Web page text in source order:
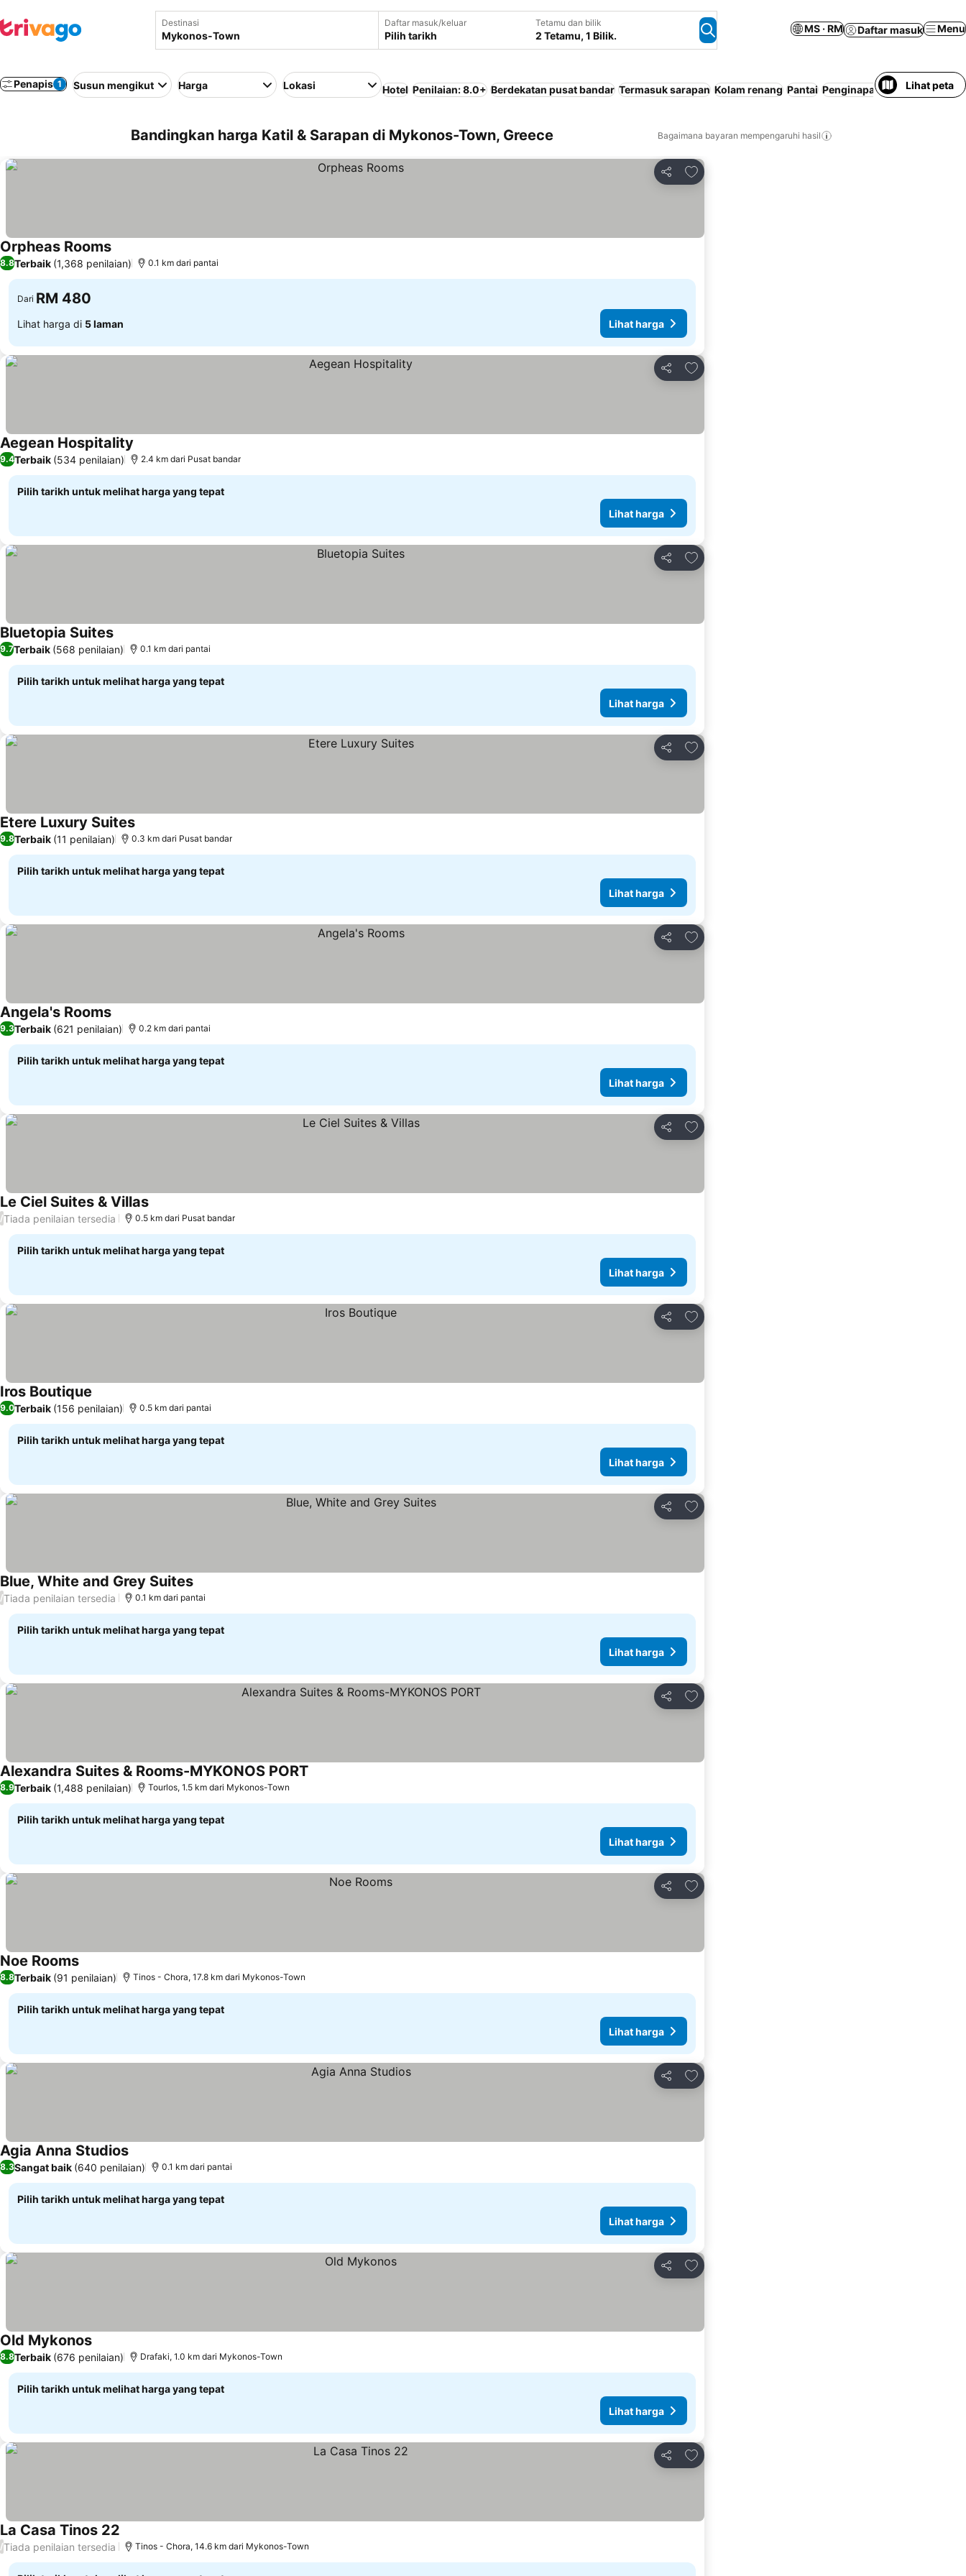
Destinasi Daftar masuk/keluar
Pilih tarikh
Tetamu dan bilik
2 Tetamu, 1 Bilik.
MS · RM Daftar masuk Menu
Penapis 1 Susun mengikut Harga Lokasi Hotel Penilaian: 8.0+ Berdekatan pusat bandar Termasuk sarapan Kolam renang Pantai Penginapan termasuk 2
Lihat peta
Bandingkan harga Katil & Sarapan di Mykonos-Town, Greece Bagaimana bayaran mempengaruhi hasil
Kongsi
Tambah ke favorit
Orpheas Rooms
8.8Terbaik (1,368 penilaian) 0.1 km dari pantai
Dari RM 480
Lihat harga di 5 laman Lihat harga
Kongsi
Tambah ke favorit
Aegean Hospitality
9.4Terbaik (534 penilaian) 2.4 km dari Pusat bandar
Pilih tarikh untuk melihat harga yang tepat
Lihat harga
Kongsi
Tambah ke favorit
Bluetopia Suites
9.7Terbaik (568 penilaian) 0.1 km dari pantai
Pilih tarikh untuk melihat harga yang tepat
Lihat harga
Kongsi
Tambah ke favorit
Etere Luxury Suites
9.8Terbaik (11 penilaian) 0.3 km dari Pusat bandar
Pilih tarikh untuk melihat harga yang tepat
Lihat harga
Kongsi
Tambah ke favorit
Angela's Rooms
9.3Terbaik (621 penilaian) 0.2 km dari pantai
Pilih tarikh untuk melihat harga yang tepat
Lihat harga
Kongsi
Tambah ke favorit
Le Ciel Suites & Villas
/Tiada penilaian tersedia 0.5 km dari Pusat bandar
Pilih tarikh untuk melihat harga yang tepat
Lihat harga
Kongsi
Tambah ke favorit
Iros Boutique
9.0Terbaik (156 penilaian) 0.5 km dari pantai
Pilih tarikh untuk melihat harga yang tepat
Lihat harga
Kongsi
Tambah ke favorit
Blue, White and Grey Suites
/Tiada penilaian tersedia 0.1 km dari pantai
Pilih tarikh untuk melihat harga yang tepat
Lihat harga
Kongsi
Tambah ke favorit
Alexandra Suites & Rooms-MYKONOS PORT
8.9Terbaik (1,488 penilaian) Tourlos, 1.5 km dari Mykonos-Town
Pilih tarikh untuk melihat harga yang tepat
Lihat harga
Kongsi
Tambah ke favorit
Noe Rooms
8.8Terbaik (91 penilaian) Tinos - Chora, 17.8 km dari Mykonos-Town
Pilih tarikh untuk melihat harga yang tepat
Lihat harga
Kongsi
Tambah ke favorit
Agia Anna Studios
8.3Sangat baik (640 penilaian) 0.1 km dari pantai
Pilih tarikh untuk melihat harga yang tepat
Lihat harga
Kongsi
Tambah ke favorit
Old Mykonos
8.8Terbaik (676 penilaian) Drafaki, 1.0 km dari Mykonos-Town
Pilih tarikh untuk melihat harga yang tepat
Lihat harga
Kongsi
Tambah ke favorit
La Casa Tinos 22
/Tiada penilaian tersedia Tinos - Chora, 14.6 km dari Mykonos-Town